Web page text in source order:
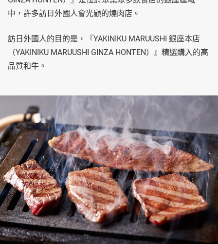
中，許多訪日外國人會光顧的燒肉店。
訪日外國人的目的是，『YAKINIKU MARUUSHI 銀座本店
（YAKINIKU MARUUSHI GINZA HONTEN）』精選購入的高
品質和牛。